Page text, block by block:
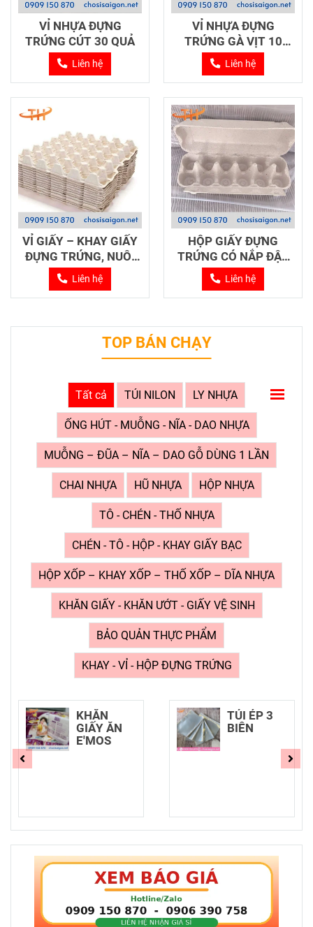
VỈ NHỰA ĐỰNG
TRỨNG CÚT 30 QUẢ
Liên hệ
VỈ NHỰA ĐỰNG
TRỨNG GÀ VỊT 10
QUẢ
Liên hệ
VỈ GIẤY – KHAY GIẤY
ĐỰNG TRỨNG, NUÔI
DẾ
Liên hệ
HỘP GIẤY ĐỰNG
TRỨNG CÓ NẮP ĐẬY
12 QUẢ
Liên hệ
TOP BÁN CHẠY
Tất cả TÚI NILON LY NHỰA
ỐNG HÚT - MUỖNG - NĨA - DAO NHỰA
MUỖNG – ĐŨA – NĨA – DAO GỖ DÙNG 1 LẦN
CHAI NHỰA HŨ NHỰA HỘP NHỰA
TÔ - CHÉN - THỐ NHỰA
CHÉN - TÔ - HỘP - KHAY GIẤY BẠC
HỘP XỐP – KHAY XỐP – THỐ XỐP – DĨA NHỰA
KHĂN GIẤY - KHĂN ƯỚT - GIẤY VỆ SINH
BẢO QUẢN THỰC PHẨM
KHAY - VỈ - HỘP ĐỰNG TRỨNG
KHĂN
GIẤY ĂN
E'MOS
TÚI ÉP 3
BIÊN